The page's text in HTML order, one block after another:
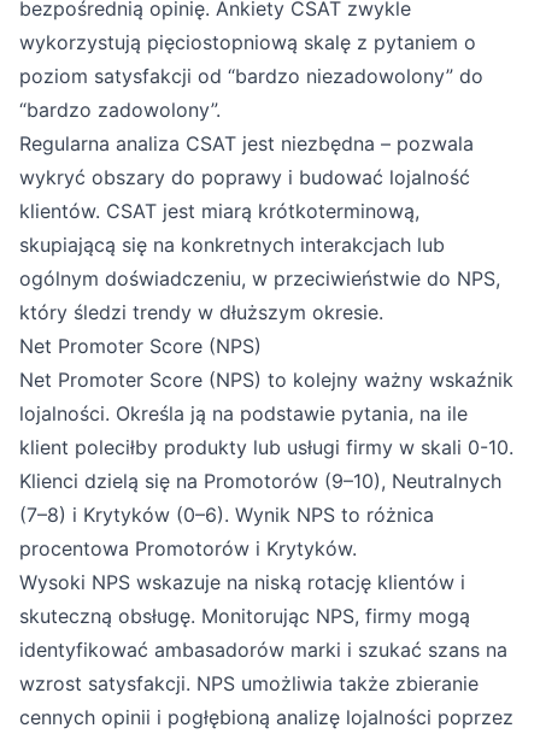
bezpośrednią opinię. Ankiety CSAT zwykle
wykorzystują pięciostopniową skalę z pytaniem o
poziom satysfakcji od “bardzo niezadowolony” do
“bardzo zadowolony”.
Regularna analiza CSAT jest niezbędna – pozwala
wykryć obszary do poprawy i budować lojalność
klientów. CSAT jest miarą krótkoterminową,
skupiającą się na konkretnych interakcjach lub
ogólnym doświadczeniu, w przeciwieństwie do NPS,
który śledzi trendy w dłuższym okresie.
Net Promoter Score (NPS)
Net Promoter Score (NPS) to kolejny ważny wskaźnik
lojalności. Określa ją na podstawie pytania, na ile
klient poleciłby produkty lub usługi firmy w skali 0-10.
Klienci dzielą się na Promotorów (9–10), Neutralnych
(7–8) i Krytyków (0–6). Wynik NPS to różnica
procentowa Promotorów i Krytyków.
Wysoki NPS wskazuje na niską rotację klientów i
skuteczną obsługę. Monitorując NPS, firmy mogą
identyfikować ambasadorów marki i szukać szans na
wzrost satysfakcji. NPS umożliwia także zbieranie
cennych opinii i pogłębioną analizę lojalności poprzez